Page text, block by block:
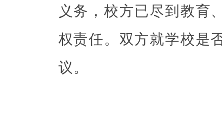
义务，校方已尽到教育
权责任。双方就学校是
议。